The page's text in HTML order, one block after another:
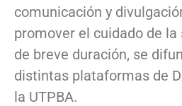
comunicación y
promover el cuidado de la
de breve duración, se
distintas plataformas de
la UTPBA.